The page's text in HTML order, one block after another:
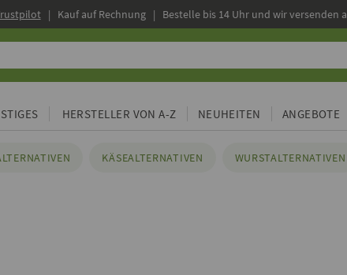
| Kauf auf Rechnung | Bestelle bis 14 Uhr und wir
HERSTELLER VON A-Z NEUHEITEN ANGEBOTE
KÄSEALTERNATIVEN WURSTALTERNATIVEN